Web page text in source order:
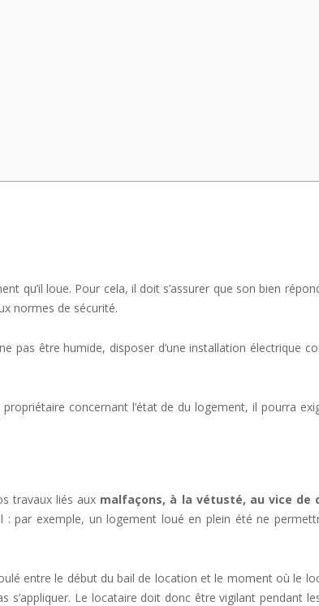
qu’il loue. Pour cela, il doit s’assurer que son bien
normes de sécurité.
pas être humide, disposer d’une installation électrique
concernant l’état de du logement, il pourra
travaux liés aux malfaçons, à la vétusté, au vice de
par exemple, un logement loué en plein été ne
entre le début du bail de location et le moment où le
s’appliquer. Le locataire doit donc être vigilant pendant